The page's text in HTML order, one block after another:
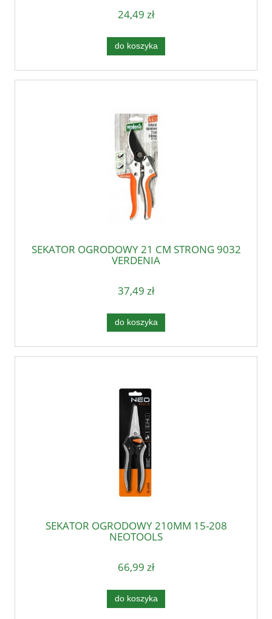
24,49 zł
do koszyka
SEKATOR OGRODOWY 21 CM STRONG 9032
VERDENIA
37,49 zł
do koszyka
SEKATOR OGRODOWY 210MM 15-208
NEOTOOLS
66,99 zł
do koszyka